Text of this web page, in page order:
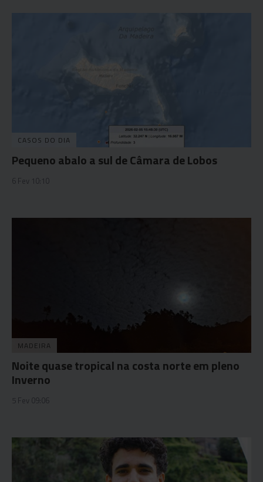
CASOS DO DIA
Pequeno abalo a sul de Câmara de Lobos
6 Fev 10:10
MADEIRA
Noite quase tropical na costa norte em pleno
Inverno
5 Fev 09:06